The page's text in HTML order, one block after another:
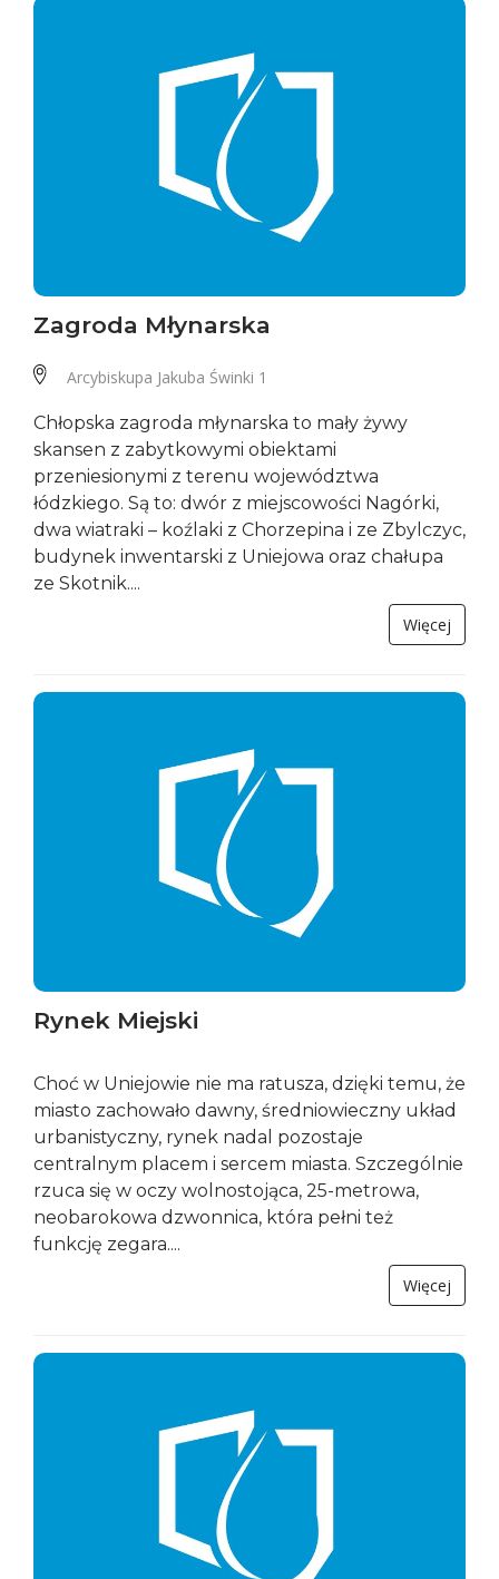
Zagroda Młynarska
Arcybiskupa Jakuba Świnki 1
Chłopska zagroda młynarska to mały żywy
skansen z zabytkowymi obiektami
przeniesionymi z terenu województwa
łódzkiego. Są to: dwór z miejscowości Nagórki,
dwa wiatraki – koźlaki z Chorzepina i ze Zbylczyc,
budynek inwentarski z Uniejowa oraz chałupa
ze Skotnik....
Więcej
Rynek Miejski
Choć w Uniejowie nie ma ratusza, dzięki temu, że
miasto zachowało dawny, średniowieczny układ
urbanistyczny, rynek nadal pozostaje
centralnym placem i sercem miasta. Szczególnie
rzuca się w oczy wolnostojąca, 25-metrowa,
neobarokowa dzwonnica, która pełni też
funkcję zegara....
Więcej